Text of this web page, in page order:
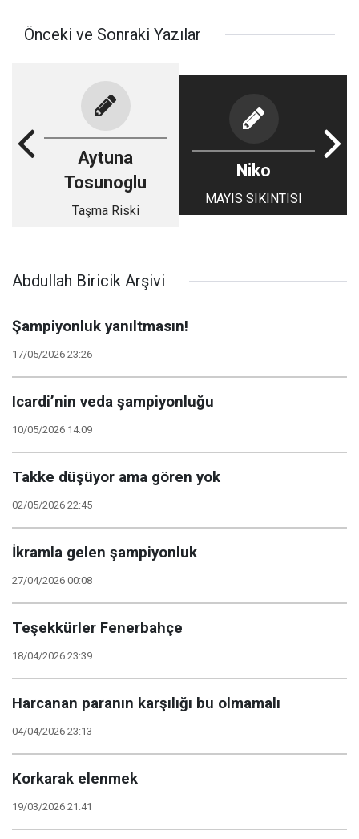
Önceki ve Sonraki Yazılar
Aytuna
Tosunoglu
Taşma Riski
Niko
MAYIS SIKINTISI
Abdullah Biricik Arşivi
Şampiyonluk yanıltmasın!
17/05/2026 23:26
Icardi’nin veda şampiyonluğu
10/05/2026 14:09
Takke düşüyor ama gören yok
02/05/2026 22:45
İkramla gelen şampiyonluk
27/04/2026 00:08
Teşekkürler Fenerbahçe
18/04/2026 23:39
Harcanan paranın karşılığı bu olmamalı
04/04/2026 23:13
Korkarak elenmek
19/03/2026 21:41